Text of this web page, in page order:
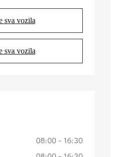
sva vozila
(Opens in new tab)
sva vozila
(Opens in new tab)
08:00 - 16:30